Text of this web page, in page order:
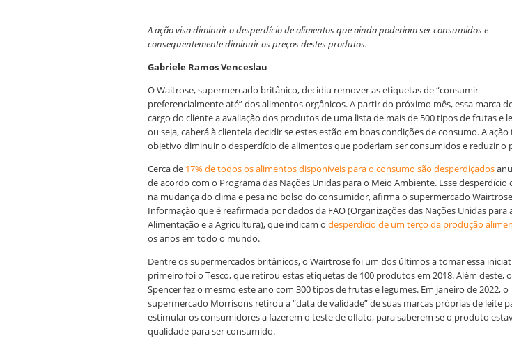
A ação visa diminuir o desperdício de alimentos que ainda poderiam ser consumidos e
consequentemente diminuir os preços destes produtos.
Gabriele Ramos Venceslau
O Waitrose, supermercado britânico, decidiu remover as etiquetas de “consumir
preferencialmente até” dos alimentos orgânicos. A partir do próximo mês, essa marca
cargo do cliente a avaliação dos produtos de uma lista de mais de 500 tipos de frutas e
ou seja, caberá à clientela decidir se estes estão em boas condições de consumo. A
objetivo diminuir o desperdício de alimentos que poderiam ser consumidos e reduzir o
Cerca de 17% de todos os alimentos disponíveis para o consumo são desperdiçados
de acordo com o Programa das Nações Unidas para o Meio Ambiente. Esse
na mudança do clima e pesa no bolso do consumidor, afirma o supermercado
Informação que é reafirmada por dados da FAO (Organizações das Nações Unidas para
Alimentação e a Agricultura), que indicam o desperdício de um terço da produção
os anos em todo o mundo.
Dentre os supermercados britânicos, o Wairtrose foi um dos últimos a tomar essa
primeiro foi o Tesco, que retirou estas etiquetas de 100 produtos em 2018. Além deste,
Spencer fez o mesmo este ano com 300 tipos de frutas e legumes. Em janeiro de 2022, o
supermercado Morrisons retirou a “data de validade” de suas marcas próprias de leite
estimular os consumidores a fazerem o teste de olfato, para saberem se o produto
qualidade para ser consumido.